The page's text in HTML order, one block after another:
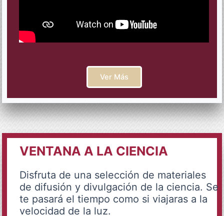
Ver Más
VENTANA A LA CIENCIA
Disfruta de una selección de materiales
de difusión y divulgación de la ciencia. Se
te pasará el tiempo como si viajaras a la
velocidad de la luz.